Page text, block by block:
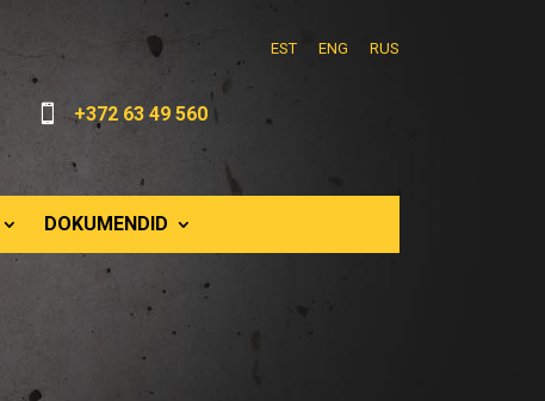
EST ENG RUS
 +372 63 49 560
DOKUMENDID